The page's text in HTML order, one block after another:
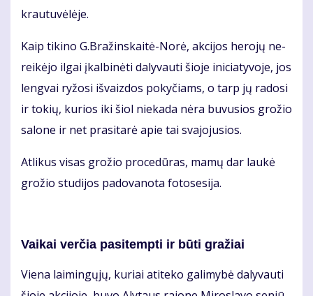
krau­tu­vė­lė­je.
Kaip ti­ki­no G.Bra­žins­kai­tė-No­rė, ak­ci­jos he­ro­jų ne­
rei­kė­jo il­gai įkal­bi­nė­ti da­ly­vau­ti šio­je ini­cia­ty­vo­je, jos
leng­vai ry­žo­si iš­vaiz­dos po­ky­čiams, o tarp jų ra­do­si
ir to­kių, ku­rios iki šiol nie­ka­da nė­ra bu­vu­sios gro­žio
sa­lo­ne ir net pra­si­ta­rė apie tai sva­jo­ju­sios.
At­li­kus vi­sas gro­žio pro­ce­dū­ras, ma­mų dar lau­kė
gro­žio stu­di­jos pa­do­va­no­ta fo­to­se­si­ja.
Vai­kai ver­čia pa­si­temp­ti ir bū­ti gra­žiai
Vie­na lai­min­gų­jų, ku­riai ati­te­ko ga­li­my­bė da­ly­vau­ti